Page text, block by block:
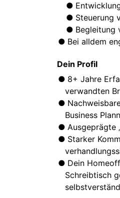
Steuerung
Begleitung
Bei alldem
Dein Profil
8+ Jahre
verwandten
Business
Ausgeprägte
Starker
Dein
Schreibtisch